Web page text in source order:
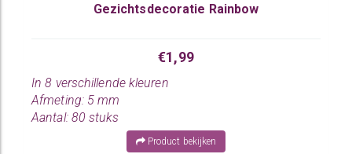
Gezichtsdecoratie Rainbow
€1,99
In 8 verschillende kleuren
Afmeting: 5 mm
Aantal: 80 stuks
Product bekijken